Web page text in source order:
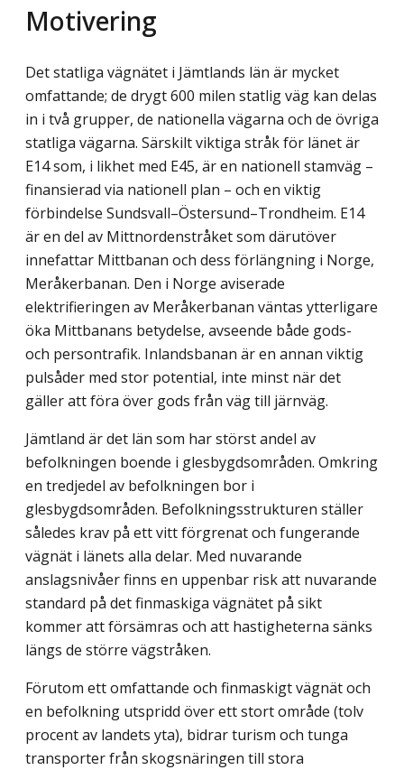
Motivering
Det statliga vägnätet i Jämtlands län är mycket
omfattande; de drygt 600 milen statlig väg kan delas
in i två grupper, de nationella vägarna och de övriga
statliga vägarna. Särskilt viktiga stråk för länet är
E14 som, i likhet med E45, är en nationell stamväg –
finansierad via nationell plan – och en viktig
förbindelse Sundsvall–Östersund–Trondheim. E14
är en del av Mittnordenstråket som därutöver
innefattar Mittbanan och dess förlängning i Norge,
Meråkerbanan. Den i Norge aviserade
elektrifieringen av Meråkerbanan väntas ytterligare
öka Mittbanans betydelse, avseende både gods-
och persontrafik. Inlandsbanan är en annan viktig
pulsåder med stor potential, inte minst när det
gäller att föra över gods från väg till järnväg.
Jämtland är det län som har störst andel av
befolkningen boende i glesbygds­områden. Omkring
en tredjedel av befolkningen bor i
glesbygdsområden. Befolknings­strukturen ställer
således krav på ett vitt förgrenat och fungerande
vägnät i länets alla delar. Med nuvarande
anslagsnivåer finns en uppenbar risk att nuvarande
standard på det finmaskiga vägnätet på sikt
kommer att försämras och att hastigheterna sänks
längs de större vägstråken.
Förutom ett omfattande och finmaskigt vägnät och
en befolkning utspridd över ett stort område (tolv
procent av landets yta), bidrar turism och tunga
transporter från skogs­näringen till stora